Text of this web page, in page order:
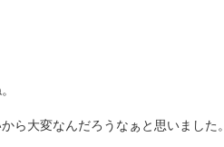
ら大変なんだろうなぁと思いました。